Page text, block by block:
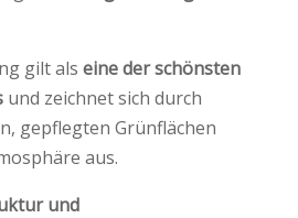
gilt als eine der schönsten
und zeichnet sich durch
gepflegten Grünflächen
aus.
und